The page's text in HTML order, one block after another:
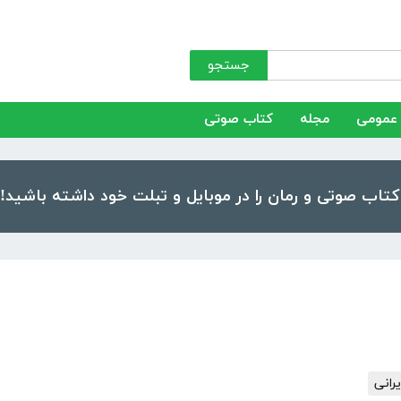
جستجو
عمومی مجله کتاب صوتی